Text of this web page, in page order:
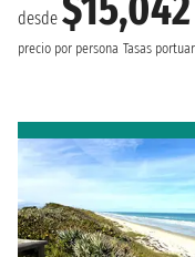
desde
precio por persona Tasas